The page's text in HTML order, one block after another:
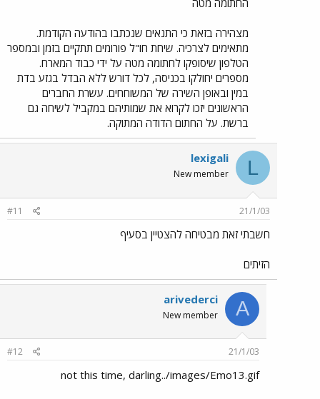
החתומה מטה
מצהירה בזאת כי התנאים שנכתבו בהודעה הקודמת.
מתאימים לצרכיה. שיחת חו"ל פורומים תתקיים בזמן ובמספר
הטלפון שיסופקו לחתומה מטה על ידי כבוד המארח.
מספרים יחולקו בכניסה, לכל דורש ללא הבדל בגזע בדת
במין ובאופן השירה של המשוחחים. עשרת החברים
הראשונים יזכו לקרוא את שמותיהם במקביל לשיחה גם
ברשת. על החתום הדודה המתוקה.
L
lexigali
New member
21/1/03
#11
חשבתי זאת מבטיחה להצטיין בסעיף
הזיתים
A
arivederci
New member
21/1/03
#12
not this time, darling../images/Emo13.gif